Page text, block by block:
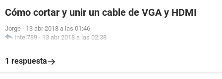
Cómo cortar y unir un cable de VGA y HDMI
Jorge - 13 abr 2018 a las 01:46
Intel789 - 13 abr 2018 a las 02:38
1 respuesta